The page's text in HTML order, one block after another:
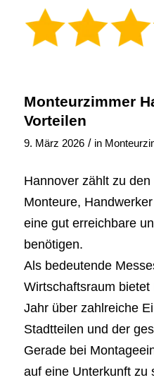
Monteurzimmer
Vorteilen
9. März 2026 / in
Hannover zählt zu
Monteure,
eine gut erreichbare
benötigen.
Als bedeutende
Wirtschaftsraum
Jahr über zahlreiche
Stadtteilen und der
Gerade bei
auf eine Unterkunft zu